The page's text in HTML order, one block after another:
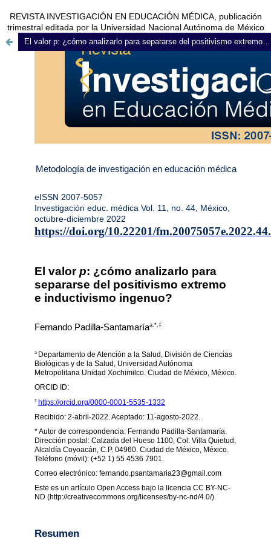
REVISTA INVESTIGACIÓN EN EDUCACIÓN MÉDICA, publicación
trimestral editada por la Universidad Nacional Autónoma de México
El valor p: ¿cómo analizarlo para separarse del positivismo extremo e inductivismo ingenuo?